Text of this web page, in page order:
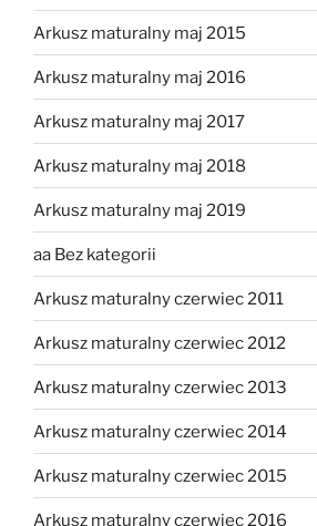
Arkusz maturalny maj 2015
Arkusz maturalny maj 2016
Arkusz maturalny maj 2017
Arkusz maturalny maj 2018
Arkusz maturalny maj 2019
aa Bez kategorii
Arkusz maturalny czerwiec 2011
Arkusz maturalny czerwiec 2012
Arkusz maturalny czerwiec 2013
Arkusz maturalny czerwiec 2014
Arkusz maturalny czerwiec 2015
Arkusz maturalny czerwiec 2016